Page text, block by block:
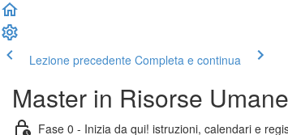
Lezione precedente Completa e continua
Master in Risorse
Fase 0 - Inizia da qui! istruzioni, calendari e